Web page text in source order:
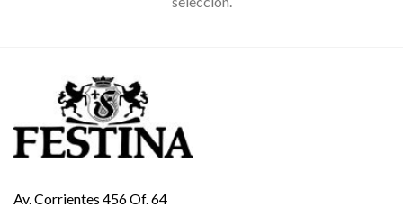
Av. Corrientes 456 Of. 64